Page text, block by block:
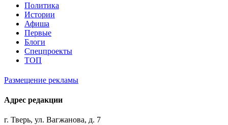
Политика
Истории
Афиша
Первые
Блоги
Спецпроекты
ТОП
Размещение рекламы
Адрес редакции
г. Тверь, ул. Вагжанова, д. 7